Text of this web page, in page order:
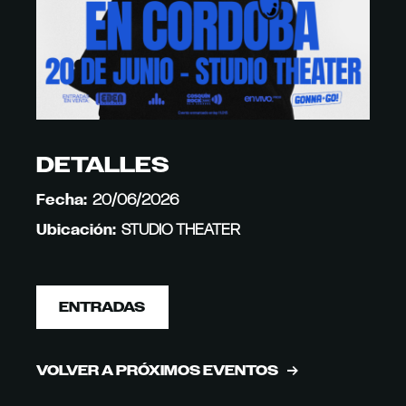
DETALLES
Fecha: 20/06/2026
Ubicación: STUDIO THEATER
ENTRADAS
VOLVER A PRÓXIMOS EVENTOS